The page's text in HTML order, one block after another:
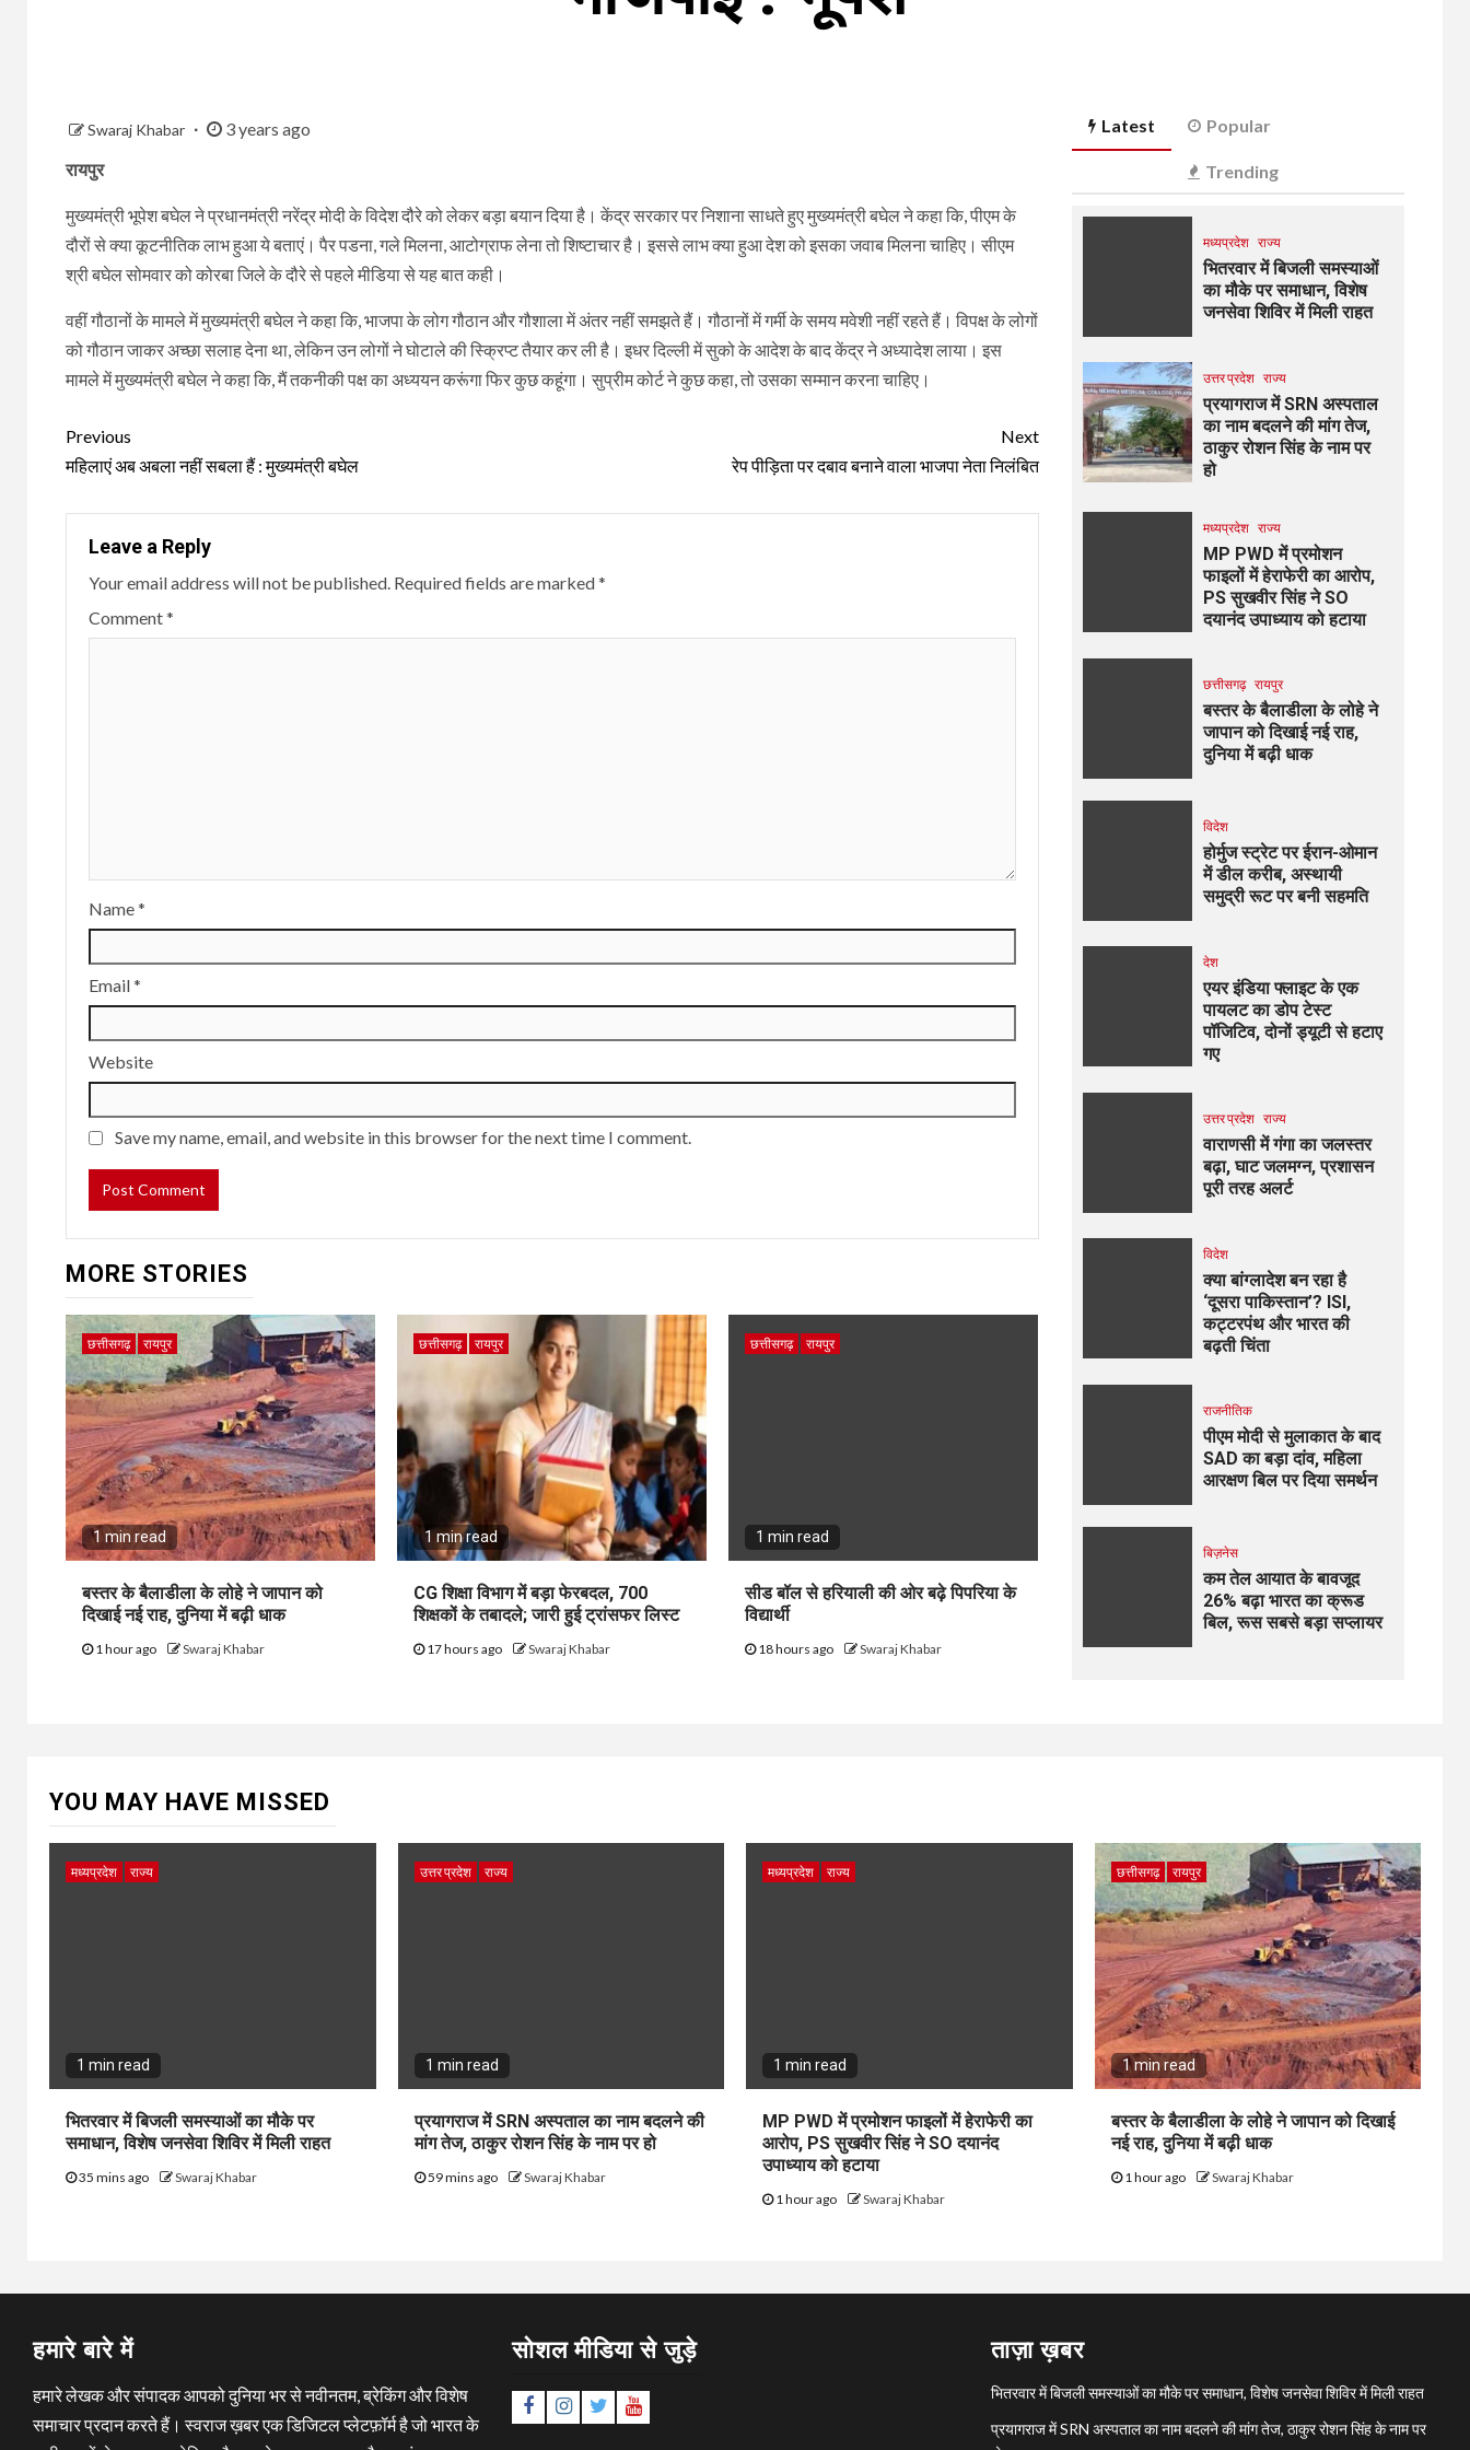
Swaraj Khabar
3 years ago
रायपुर
मुख्यमंत्री भूपेश बघेल ने प्रधानमंत्री नरेंद्र मोदी के विदेश दौरे को लेकर बड़ा बयान दिया है। केंद्र सरकार पर निशाना साधते हुए मुख्यमंत्री बघेल ने कहा कि, पीएम के
दौरों से क्या कूटनीतिक लाभ हुआ ये बताएं। पैर पडना, गले मिलना, आटोग्राफ लेना तो शिष्टाचार है। इससे लाभ क्या हुआ देश को इसका जवाब मिलना चाहिए। सीएम
श्री बघेल सोमवार को कोरबा जिले के दौरे से पहले मीडिया से यह बात कही।
वहीं गौठानों के मामले में मुख्यमंत्री बघेल ने कहा कि, भाजपा के लोग गौठान और गौशाला में अंतर नहीं समझते हैं। गौठानों में गर्मी के समय मवेशी नहीं रहते हैं। विपक्ष के लोगों
को गौठान जाकर अच्छा सलाह देना था, लेकिन उन लोगों ने घोटाले की स्क्रिप्ट तैयार कर ली है। इधर दिल्ली में सुको के आदेश के बाद केंद्र ने अध्यादेश लाया। इस
मामले में मुख्यमंत्री बघेल ने कहा कि, मैं तकनीकी पक्ष का अध्ययन करूंगा फिर कुछ कहूंगा। सुप्रीम कोर्ट ने कुछ कहा, तो उसका सम्मान करना चाहिए।
Continue
Reading
Previous
महिलाएं अब अबला नहीं सबला हैं : मुख्यमंत्री बघेल
Next
रेप पीड़िता पर दबाव बनाने वाला भाजपा नेता निलंबित
Leave a Reply
Your email address will not be published. Required fields are marked*
Comment*
Name*
Email*
Website
Save my name, email, and website in this browser for the next time I comment.
MORE STORIES
छत्तीसगढ़ रायपुर
1 min read
बस्तर के बैलाडीला के लोहे ने जापान को
दिखाई नई राह, दुनिया में बढ़ी धाक
1 hour ago Swaraj Khabar
छत्तीसगढ़ रायपुर
1 min read
CG शिक्षा विभाग में बड़ा फेरबदल, 700
शिक्षकों के तबादले; जारी हुई ट्रांसफर लिस्ट
17 hours ago Swaraj Khabar
छत्तीसगढ़ रायपुर
1 min read
सीड बॉल से हरियाली की ओर बढ़े पिपरिया के
विद्यार्थी
18 hours ago Swaraj Khabar
Latest Popular
Trending
मध्यप्रदेश राज्य
भितरवार में बिजली समस्याओं
का मौके पर समाधान, विशेष
जनसेवा शिविर में मिली राहत
उत्तर प्रदेश राज्य
प्रयागराज में SRN अस्पताल
का नाम बदलने की मांग तेज,
ठाकुर रोशन सिंह के नाम पर
हो
मध्यप्रदेश राज्य
MP PWD में प्रमोशन
फाइलों में हेराफेरी का आरोप,
PS सुखवीर सिंह ने SO
दयानंद उपाध्याय को हटाया
छत्तीसगढ़ रायपुर
बस्तर के बैलाडीला के लोहे ने
जापान को दिखाई नई राह,
दुनिया में बढ़ी धाक
विदेश
होर्मुज स्ट्रेट पर ईरान-ओमान
में डील करीब, अस्थायी
समुद्री रूट पर बनी सहमति
देश
एयर इंडिया फ्लाइट के एक
पायलट का डोप टेस्ट
पॉजिटिव, दोनों ड्यूटी से हटाए
गए
उत्तर प्रदेश राज्य
वाराणसी में गंगा का जलस्तर
बढ़ा, घाट जलमग्न, प्रशासन
पूरी तरह अलर्ट
विदेश
क्या बांग्लादेश बन रहा है
‘दूसरा पाकिस्तान’? ISI,
कट्टरपंथ और भारत की
बढ़ती चिंता
राजनीतिक
पीएम मोदी से मुलाकात के बाद
SAD का बड़ा दांव, महिला
आरक्षण बिल पर दिया समर्थन
बिज़नेस
कम तेल आयात के बावजूद
26% बढ़ा भारत का क्रूड
बिल, रूस सबसे बड़ा सप्लायर
YOU MAY HAVE MISSED
मध्यप्रदेश राज्य
1 min read
भितरवार में बिजली समस्याओं का मौके पर
समाधान, विशेष जनसेवा शिविर में मिली राहत
35 mins ago Swaraj Khabar
उत्तर प्रदेश राज्य
1 min read
प्रयागराज में SRN अस्पताल का नाम बदलने की
मांग तेज, ठाकुर रोशन सिंह के नाम पर हो
59 mins ago Swaraj Khabar
मध्यप्रदेश राज्य
1 min read
MP PWD में प्रमोशन फाइलों में हेराफेरी का
आरोप, PS सुखवीर सिंह ने SO दयानंद
उपाध्याय को हटाया
1 hour ago Swaraj Khabar
छत्तीसगढ़ रायपुर
1 min read
बस्तर के बैलाडीला के लोहे ने जापान को दिखाई
नई राह, दुनिया में बढ़ी धाक
1 hour ago Swaraj Khabar
हमारे बारे में
हमारे लेखक और संपादक आपको दुनिया भर से नवीनतम, ब्रेकिंग और विशेष
समाचार प्रदान करते हैं। स्वराज ख़बर एक डिजिटल प्लेटफ़ॉर्म है जो भारत के
सोशल मीडिया से जुड़े
FacebookInstagram
TwitterYouTube
ताज़ा ख़बर
भितरवार में बिजली समस्याओं का मौके पर समाधान, विशेष जनसेवा शिविर में मिली राहत
प्रयागराज में SRN अस्पताल का नाम बदलने की मांग तेज, ठाकुर रोशन सिंह के नाम पर